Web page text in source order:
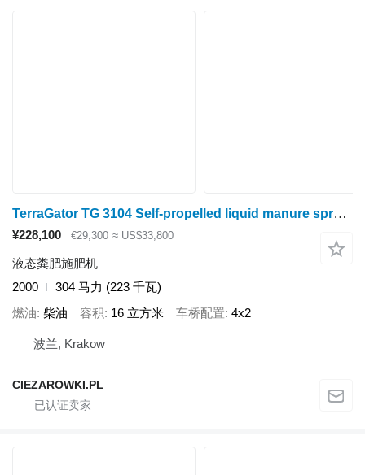
TerraGator TG 3104 Self-propelled liquid manure spreader
¥228,100 €29,300 ≈ US$33,800
液态粪肥施肥机
2000
304 马力 (223 千瓦)
燃油 柴油 容积 16 立方米 车桥配置 4x2
波兰, Krakow
CIEZAROWKI.PL